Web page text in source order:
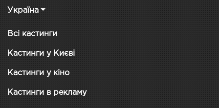
Україна
Всі кастинги
Кастинги у Києві
Кастинги у кіно
Кастинги в рекламу